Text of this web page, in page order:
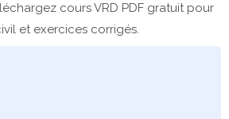
cours VRD PDF gratuit pour
et exercices corrigés.